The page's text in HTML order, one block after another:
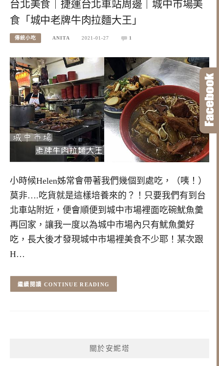
台北美食｜捷運台北車站周邊｜城中市場美
食「城中老牌牛肉拉麵大王」
傳統小吃 ANITA 2021-01-27 1
小時候Helen姊常會帶著我們幾個到處吃，（咦！）
莫非….吃貨就是這樣培養來的？！只要我們有到台
北車站附近，便會順便到城中市場裡面吃碗魷魚羹
再回家，讓我一度以為城中市場內只有魷魚羹好
吃，長大後才發現城中市場裡美食不少耶！某次跟
H…
CONTINUE READING
關於安妮塔